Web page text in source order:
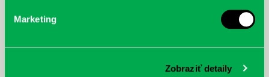
Marketing
Zobraziť detaily